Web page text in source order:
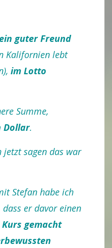
guter Freund
Kalifornien lebt
im Lotto
Summe,
Dollar.
sagen das war
Stefan habe ich
er davor einen
gemacht